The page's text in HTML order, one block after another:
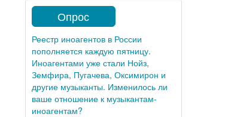
Опрос
Реестр иноагентов в России
пополняется каждую пятницу.
Иноагентами уже стали Нойз,
Земфира, Пугачева, Оксимирон и
другие музыканты. Изменилось ли
ваше отношение к музыкантам-
иноагентам?